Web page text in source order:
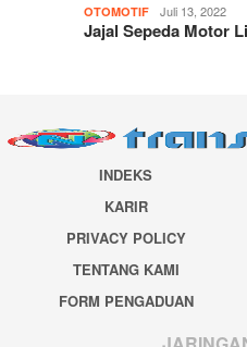
OTOMOTIF Juli 13, 2022
Jajal Sepeda Motor
INDEKS
KARIR
PRIVACY POLICY
TENTANG KAMI
FORM PENGADUAN